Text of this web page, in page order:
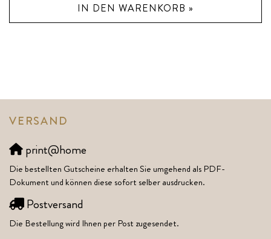
IN DEN WARENKORB »
VERSAND
print@home
Die bestellten Gutscheine erhalten Sie umgehend als PDF-
Dokument und können diese sofort selber ausdrucken.
Postversand
Die Bestellung wird Ihnen per Post zugesendet.